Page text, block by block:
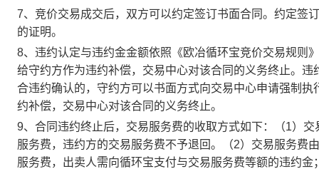
7、竞价交易成交后，双方可以约定签订书面合同。约定签
的证明。
8、违约认定与违约金金额依照《欧冶循环宝竞价交易规则
给守约方作为违约补偿，交易中心对该合同的义务终止。
合违约确认的，守约方可以书面方式向交易中心申请强制
约补偿，交易中心对该合同的义务终止。
9、合同违约终止后，交易服务费的收取方式如下：（1）
服务费，违约方的交易服务费不予退回。（2）交易服务费
服务费，出卖人需向循环宝支付与交易服务费等额的违约